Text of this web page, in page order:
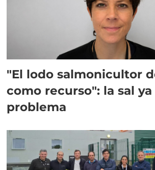
"El lodo salmonicultor
como recurso": la sal
problema